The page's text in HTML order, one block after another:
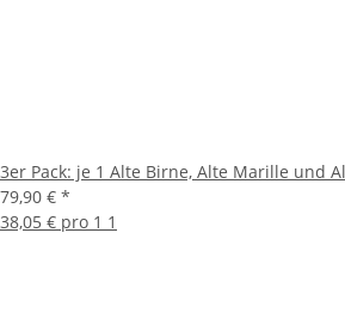
3er Pack: je 1 Alte Birne, Alte Marille und
79,90 € *
38,05 € pro 1 1